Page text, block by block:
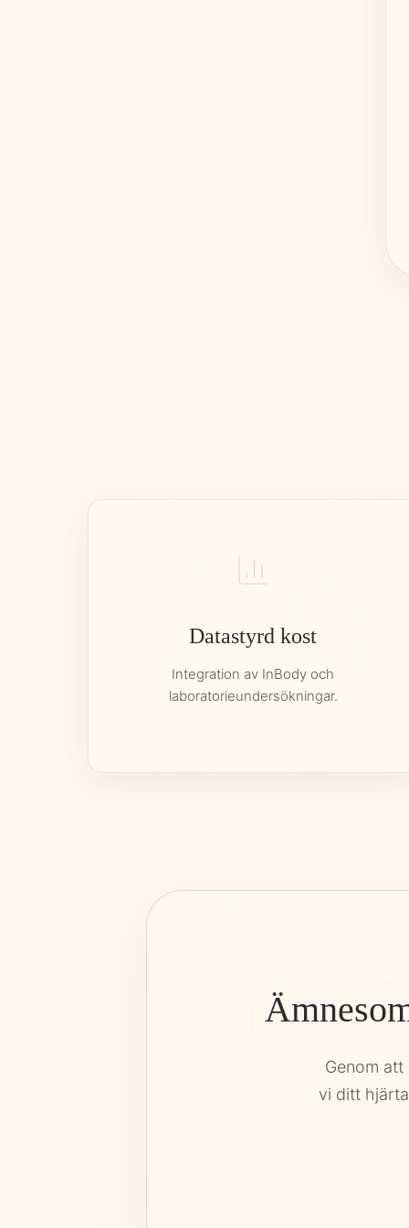
Datastyrd kost
Integration av InBody och
laboratorieundersökningar.
Genom
vi ditt